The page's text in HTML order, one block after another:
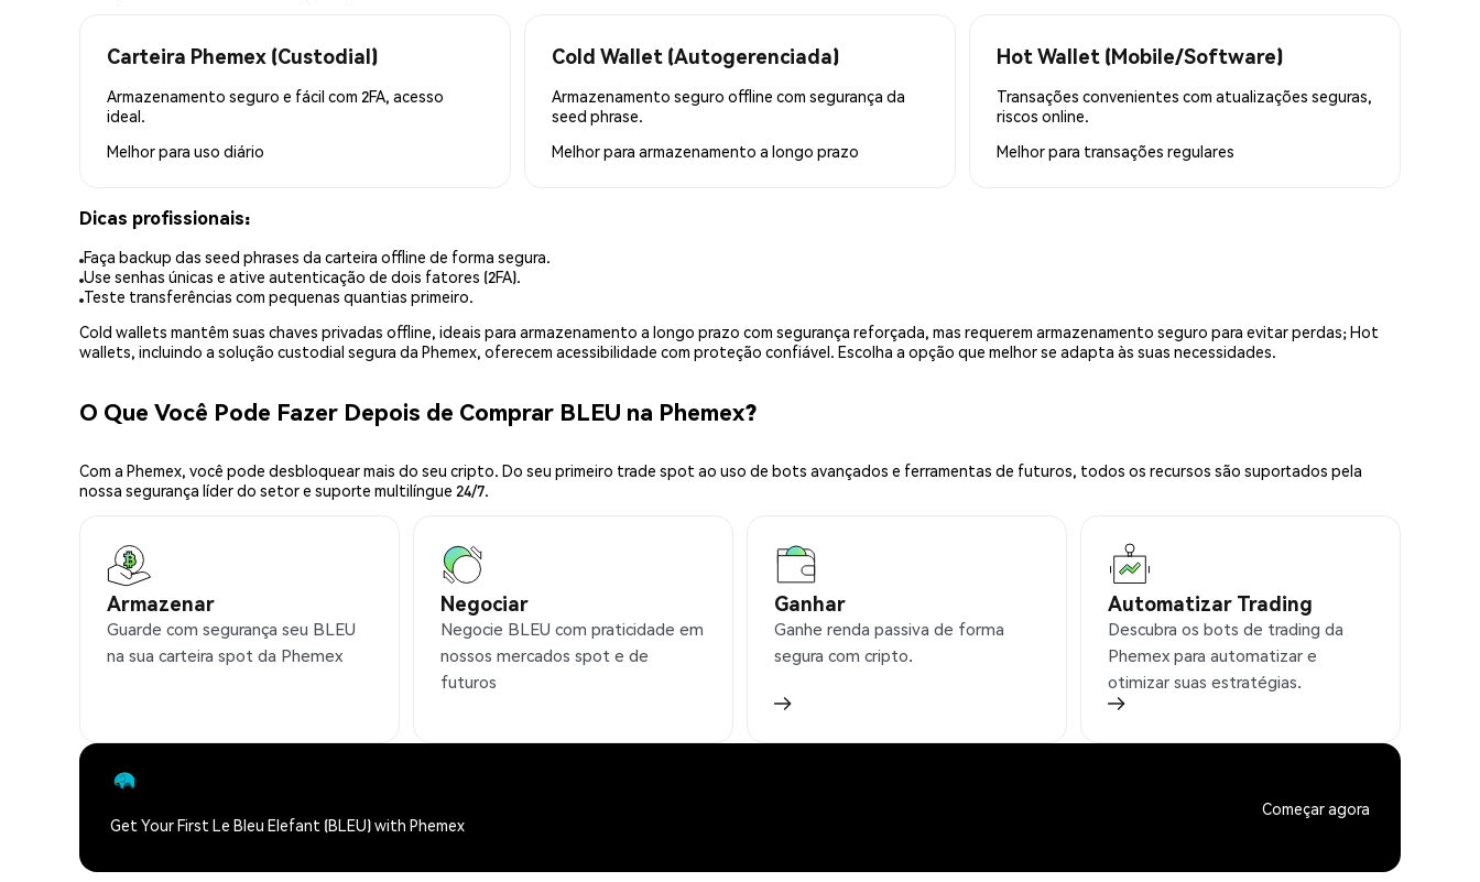
Carteira Phemex (Custodial)
Armazenamento seguro e fácil com 2FA, acesso
ideal.
Melhor para uso diário
Cold Wallet (Autogerenciada)
Armazenamento seguro offline com segurança da
seed phrase.
Melhor para armazenamento a longo prazo
Hot Wallet (Mobile/Software)
Transações convenientes com atualizações seguras,
riscos online.
Melhor para transações regulares
Dicas profissionais:
Faça backup das seed phrases da carteira offline de forma segura.
Use senhas únicas e ative autenticação de dois fatores (2FA).
Teste transferências com pequenas quantias primeiro.
Cold wallets mantêm suas chaves privadas offline, ideais para armazenamento a longo prazo com segurança reforçada, mas requerem armazenamento seguro para evitar perdas; Hot
wallets, incluindo a solução custodial segura da Phemex, oferecem acessibilidade com proteção confiável. Escolha a opção que melhor se adapta às suas necessidades.
O Que Você Pode Fazer Depois de Comprar BLEU na Phemex?
Com a Phemex, você pode desbloquear mais do seu cripto. Do seu primeiro trade spot ao uso de bots avançados e ferramentas de futuros, todos os recursos são suportados pela
nossa segurança líder do setor e suporte multilíngue 24/7.
Armazenar
Guarde com segurança seu BLEU
na sua carteira spot da Phemex
Negociar
Negocie BLEU com praticidade em
nossos mercados spot e de
futuros
Ganhar
Ganhe renda passiva de forma
segura com cripto.
Automatizar Trading
Descubra os bots de trading da
Phemex para automatizar e
otimizar suas estratégias.
Get Your First Le Bleu Elefant (BLEU) with Phemex
Começar agora